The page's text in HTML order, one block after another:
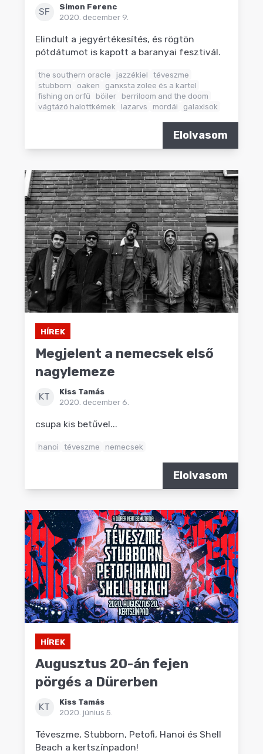
SF
Simon Ferenc
2020. december 9.
Elindult a jegyértékesítés, és rögtön
pótdátumot is kapott a baranyai fesztivál.
the southern oracle jazzékiel
téveszme
stubborn
oaken
ganxsta zolee és a kartel
fishing on orfű
böiler berriloom and the doom
vágtázó halottkémek lazarvs mordái galaxisok
Elolvasom
HÍREK
Megjelent a nemecsek első
nagylemeze
KT
Kiss Tamás
2020. december 6.
csupa kis betűvel...
hanoi téveszme nemecsek
Elolvasom
HÍREK
Augusztus 20-án fejen
pörgés a Dürerben
KT
Kiss Tamás
2020. június 5.
Téveszme, Stubborn, Petofi, Hanoi és Shell
Beach a kertszínpadon!